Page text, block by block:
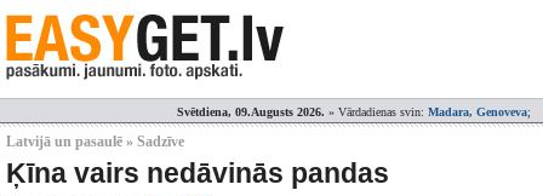
Svētdiena, 09.Augusts 2026. » Vārdadienas svin: Madara, Genoveva;
Latvijā un pasaulē » Sadzīve
Ķīna vairs nedāvinās pandas